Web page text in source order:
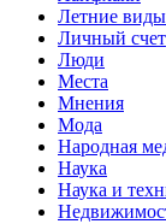
Летние виды
Личный счет
Люди
Места
Мнения
Мода
Народная
Наука
Наука и